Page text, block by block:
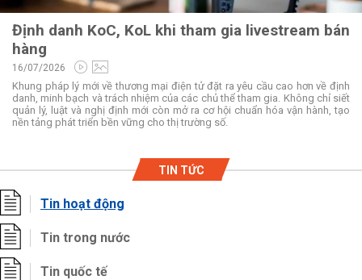
Định danh KoC, KoL khi tham gia livestream bán
hàng
16/07/2026
Khung pháp lý mới về thương mại điện tử đặt ra yêu cầu cao hơn về định
danh, minh bạch và trách nhiệm của các chủ thể tham gia. Không chỉ siết
quản lý, luật và nghị định mới còn mở ra cơ hội chuẩn hóa vận hành, tạo
nền tảng phát triển bền vững cho thị trường số.
TIN TỨC
Tin hoạt động
Tin trong nước
Tin quốc tế